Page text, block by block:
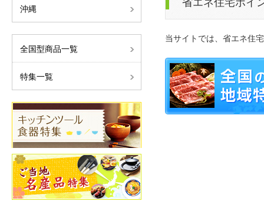
省エネ住宅ポイ
当サイトでは、省エネ住
沖縄
全国型商品一覧
特集一覧